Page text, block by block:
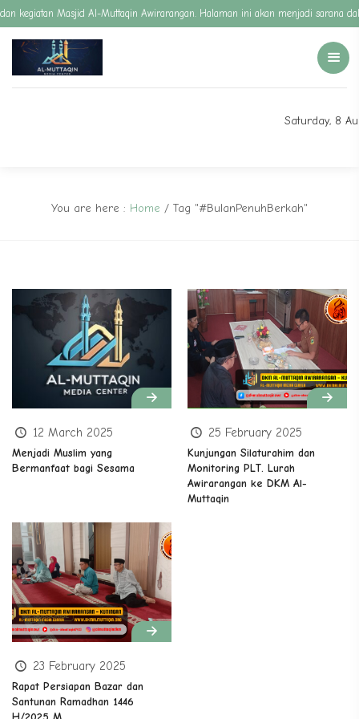
Masjid Al-Muttaqin Awirarangan. Halaman ini akan menjadi sarana
Saturday, 8
You are here : Home / Tag "#BulanPenuhBerkah"
12 March 2025
Menjadi Muslim yang
Bermanfaat bagi Sesama
25 February 2025
Kunjungan Silaturahim dan
Monitoring PLT. Lurah
Awirarangan ke DKM Al-
Muttaqin
23 February 2025
Rapat Persiapan Bazar dan
Santunan Ramadhan 1446